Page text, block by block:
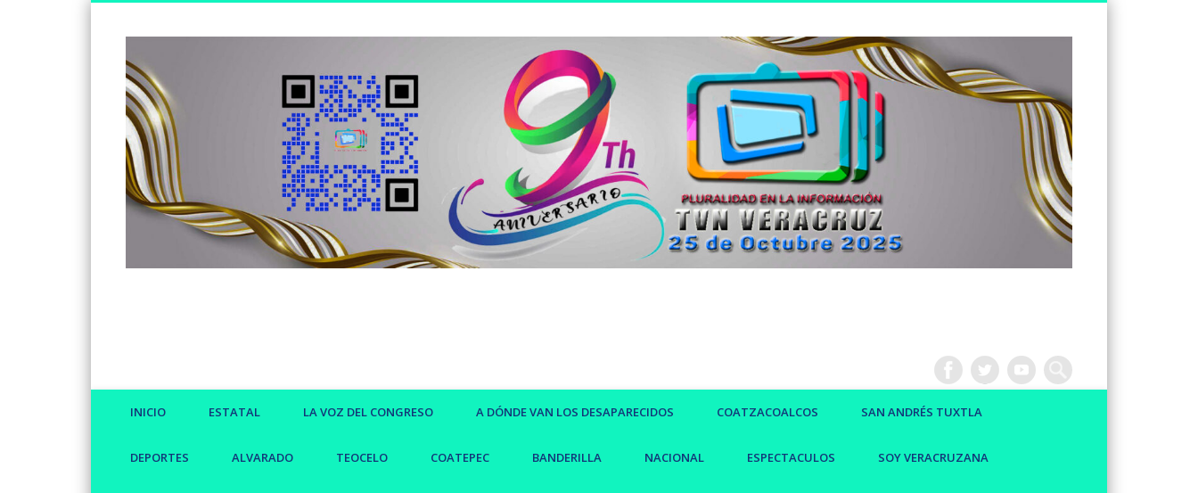
Somos un medio de información independiente, con visión joven.
INICIO ESTATAL LA VOZ DEL CONGRESO A DÓNDE VAN LOS DESAPARECIDOS COATZACOALCOS SAN ANDRÉS TUXTLA
DEPORTES ALVARADO TEOCELO COATEPEC BANDERILLA NACIONAL ESPECTACULOS SOY VERACRUZANA